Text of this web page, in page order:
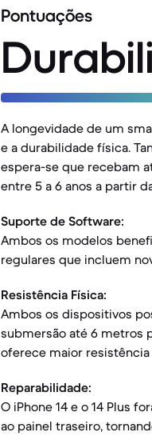
Pontuações
A longevidade de um
e a durabilidade física.
espera-se que recebam
entre 5 a 6 anos a partir
Suporte de Software:
Ambos os modelos
regulares que incluem
Resistência Física:
Ambos os dispositivos
submersão até 6 metros
oferece maior resistência
Reparabilidade:
O iPhone 14 e o 14 Plus
ao painel traseiro,